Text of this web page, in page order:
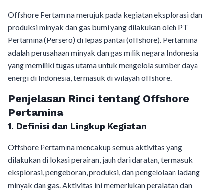
Offshore Pertamina merujuk pada kegiatan eksplorasi dan
produksi minyak dan gas bumi yang dilakukan oleh PT
Pertamina (Persero) di lepas pantai (offshore). Pertamina
adalah perusahaan minyak dan gas milik negara Indonesia
yang memiliki tugas utama untuk mengelola sumber daya
energi di Indonesia, termasuk di wilayah offshore.
Penjelasan Rinci tentang Offshore
Pertamina
1. Definisi dan Lingkup Kegiatan
Offshore Pertamina mencakup semua aktivitas yang
dilakukan di lokasi perairan, jauh dari daratan, termasuk
eksplorasi, pengeboran, produksi, dan pengelolaan ladang
minyak dan gas. Aktivitas ini memerlukan peralatan dan